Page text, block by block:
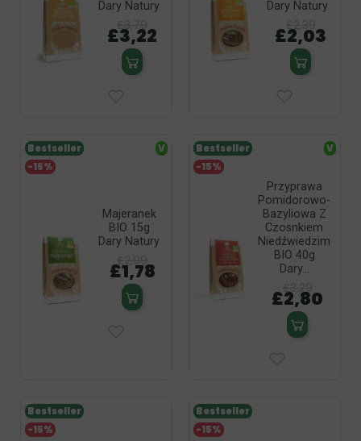
Dary Natury
£3,22
Dary Natury
£2,03
Majeranek
BIO 15g
Dary Natury
£1,78
-15%
Bestseller V
Przyprawa
Pomidorowo-
Bazyliowa Z
Czosnkiem
Niedźwiedzim
BIO 40g
Dary...
£2,80
-15%
Bestseller V
-15%
Bestseller
-15%
Bestseller